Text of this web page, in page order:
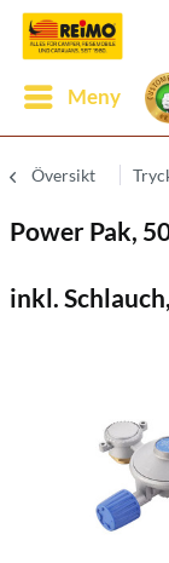
Meny
Översikt
Power Pak,
inkl.